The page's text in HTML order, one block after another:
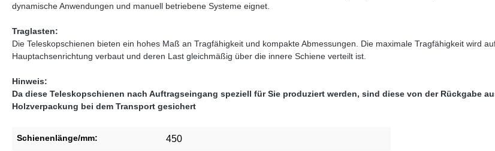
dynamische Anwendungen und manuell betriebene Systeme eignet.
Traglasten:
Die Teleskopschienen bieten ein hohes Maß an Tragfähigkeit und kompakte Abmessungen. Die maximale Tragfähigkeit wird
Hauptachsenrichtung verbaut und deren Last gleichmäßig über die innere Schiene verteilt ist.
Hinweis:
Da diese Teleskopschienen nach Auftragseingang speziell für Sie produziert werden, sind diese von der Rückgabe
Holzverpackung bei dem Transport gesichert
Schienenlänge/mm: 450